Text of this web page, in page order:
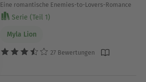
Eine romantische Enemies-to-Lovers-Romance
Serie (Teil 1)
Myla Lion
27 Bewertungen